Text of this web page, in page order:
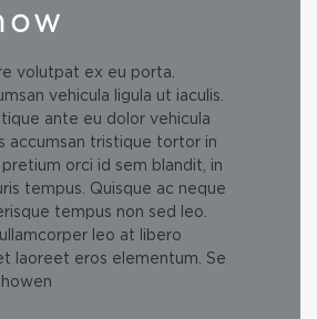
volutpat ex eu porta.
vehicula ligula ut iaculis.
ante eu dolor vehicula
accumsan tristique tortor in
orci id sem blandit, in
tempus. Quisque ac neque
tempus non sed leo.
leo at libero
laoreet eros elementum. Se